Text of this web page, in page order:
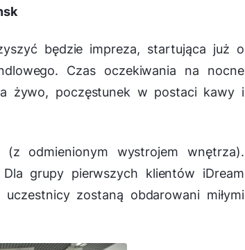
będzie impreza, startująca już o
Czas oczekiwania na nocne
żywo, poczęstunek w postaci kawy i
odmienionym wystrojem wnętrza).
grupy pierwszych klientów iDream
zostaną obdarowani miłymi